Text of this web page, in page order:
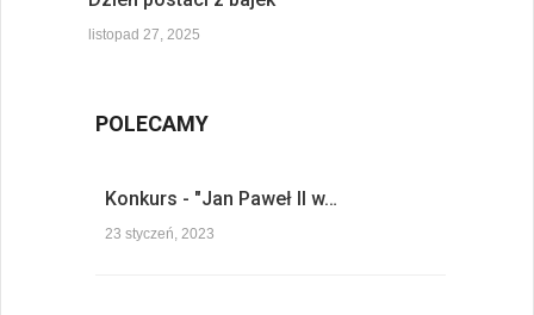
listopad 27, 2025
POLECAMY
Konkurs - "Jan Paweł II w…
23 styczeń, 2023